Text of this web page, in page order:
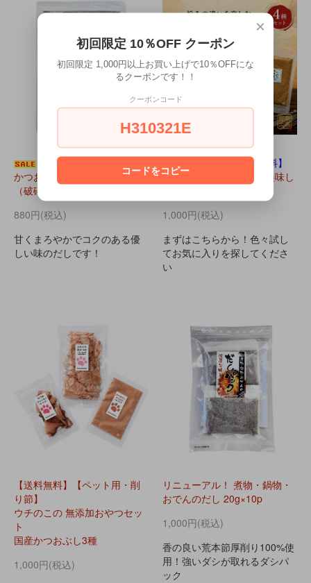
【10％OFF】
かつおとまぐろの合わせだし
（破砕片）200g
880円(税込)
甘くまろやかでコクのある優
しい味のだしです！
【メール便送料無料】
リニューアル！4種類の美味し
1,000円(税込)
まずはこちらから！色々試し
てお気に入りを探してくださ
い
【送料無料】【ペット用・削
り節】
ウチのこの 無添加おやつセッ
ト
国産かつおぶし3種
1,000円(税込)
リニューアル！ 煮物・鍋物・
おでんのだし 20g×10p
1,000円(税込)
香の良い荒本節厚削り100%使
用！強いダシが取れるダシパ
ック
×
初回限定 10％OFF クーポン
初回限定 1,000円以上お買い上げで10％OFFにな
るクーポンです！！
クーポンコード
H310321E
コードをコピー